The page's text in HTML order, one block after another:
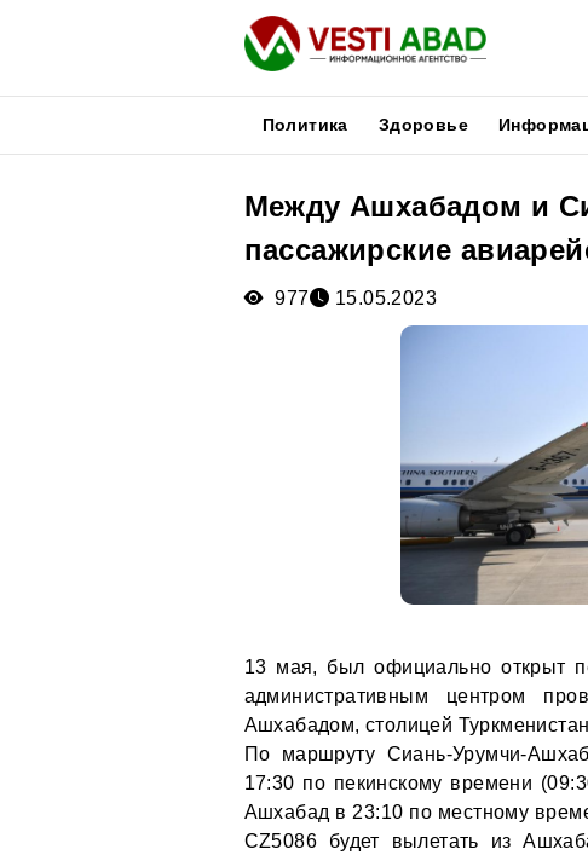
Политика Здоровье
Между Ашхабадом и
пассажирские
977 15.05.2023
13 мая, был официально открыт
административным центром
Ашхабадом, столицей
По маршруту Сиань-Урумчи-
17:30 по пекинскому времени
Ашхабад в 23:10 по местному
CZ5086 будет вылетать из